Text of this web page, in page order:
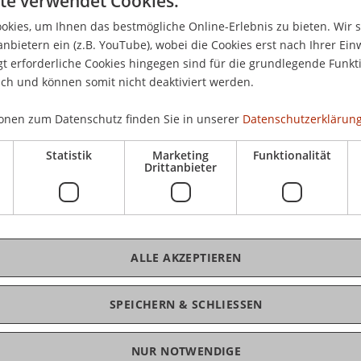
und Photovoltaik
Vaduz
23, Schaan
HLK
in
um Ihnen das bestmögliche Online-Erlebnis zu bieten. Wir
ein (z.B. YouTube), wobei die Cookies erst nach Ihrer
erforderliche Cookies hingegen sind für die grundlegende
und können somit nicht deaktiviert werden.
zum Datenschutz finden Sie in unserer
Statistik Marketing
Drittanbieter
Funktionalität
SPEICHERN & SCHLIESSEN
ALLE AKZEPTIEREN
NUR NOTWENDIGE